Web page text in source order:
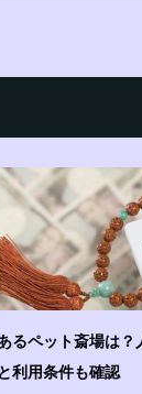
るペット斎場は？
利用条件も確認